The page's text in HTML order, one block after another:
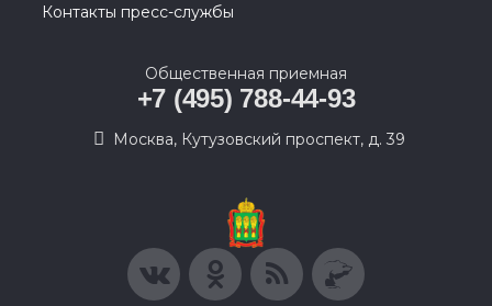
Контакты пресс-службы
Общественная приемная
+7 (495) 788-44-93
Москва, Кутузовский проспект, д. 39